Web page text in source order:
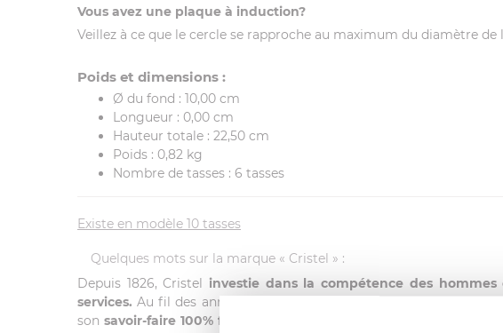
Vous avez une plaque à induction?
Veillez à ce que le cercle se rapproche au maximum du diamètre de
Poids et dimensions :
Ø du fond : 10,00 cm
Longueur : 0,00 cm
Hauteur totale : 22,50 cm
Poids : 0,82 kg
Nombre de tasses : 6 tasses
Existe en modèle 10 tasses
Quelques mots sur la marque « Cristel » :
Depuis 1826, Cristel investie dans la compétence des
services. Au fil des années, Cristel a reçu de nombreuses
son savoir-faire 100% français